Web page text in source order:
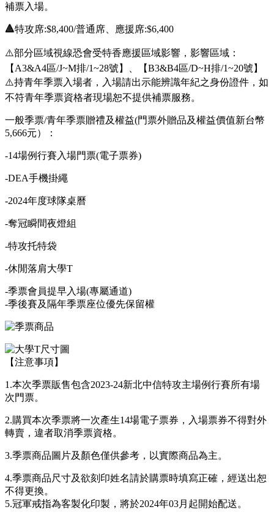
補票入場。
🔺特攻席:$8,400/普通席、應援席:$6,400
⚠️部分區域視線恐會受特香應援區域影響，影響區域：
【A3&A4區/J~M排/1~28號】、【B3&B4區/D~H排/1~20號】
⚠️持青年季票入場者，入場請出示能辨識年紀之身份證件，如
不符青年季票資格者現場恕不提供補票服務。
一般季票/青年季票贈禮及權益(門票外贈品及權益價值新台幣
5,666元）：
-14場例行賽入場門票(電子票券)
-DEA手機掛繩
-2024年度球隊桌曆
-奪冠瞬間夜燈組
-特攻托特袋
-休閒落肩大學T
-季票會員提早入場(專屬通道)
-季後賽及隔年季票座位優先保留權
【注意事項】
1.本次季票販售包含2023-24新北中信特攻主場例行賽所有場
次門票。
2.購買本次季票將一次產生14場電子票券，入場票券不得對外
轉賣，違者取消季票資格。
3.季票商品圖片及顏色僅供參考，以實際商品為主。
4.季票商品尺寸及欲刻印姓名請於購票時填寫正確，經送出恕
不得更換。
5.冠軍戒指為客製化印製，將於2024年03月起開始配送。